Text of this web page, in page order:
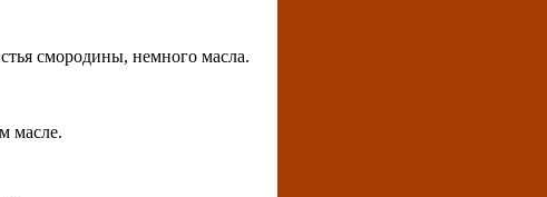
смородины, немного масла.
масле.